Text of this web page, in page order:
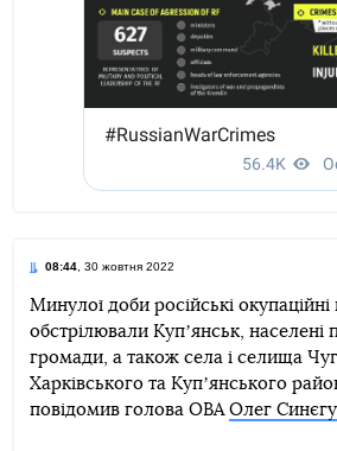
08:44 , 30 жовтня 2022
Telegram
Минулої доби російські окупаційні
обстрілювали Купʼянськ, населені
громади, а також села і селища
Харківського та Купʼянського
повідомив голова ОВА Олег